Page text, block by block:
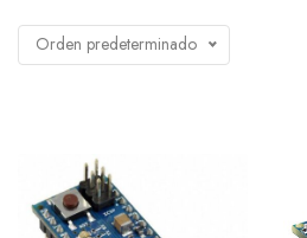
Orden predeterminado